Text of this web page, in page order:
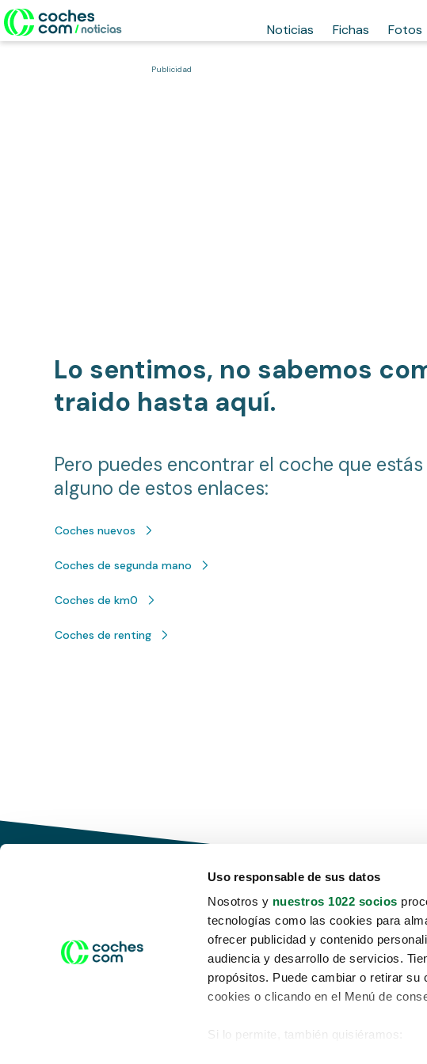
Uso responsable de sus datos
Nosotros y nuestros 1022 socios
tecnologías como las cookies para
ofrecer publicidad y contenido
audiencia y desarrollo de servicios.
propósitos. Puede cambiar o retirar su
cookies o clicando en el Menú de
Si lo permite, también quisiéramos:
Noticias Fichas Fotos
Publicidad
Lo sentimos, no sabemos
traido hasta aquí.
Pero puedes encontrar el coche que
alguno de estos enlaces:
Coches nuevos
Coches de segunda mano
Coches de km0
Coches de renting
Conduce tu futuro,
desata tu movilidad